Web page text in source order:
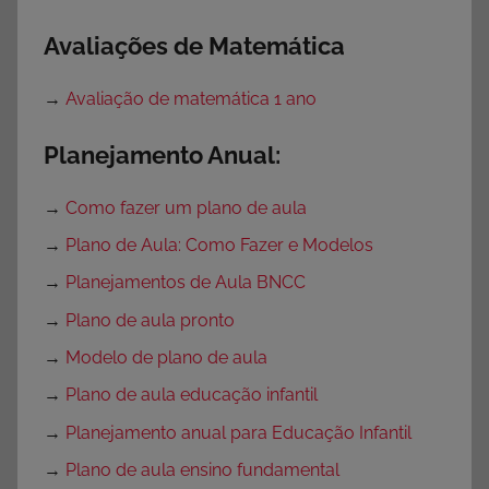
Avaliações de Matemática
→ Avaliação de matemática 1 ano
Planejamento Anual:
→ Como fazer um plano de aula
→ Plano de Aula: Como Fazer e Modelos
→ Planejamentos de Aula BNCC
→ Plano de aula pronto
→ Modelo de plano de aula
→ Plano de aula educação infantil
→ Planejamento anual para Educação Infantil
→ Plano de aula ensino fundamental